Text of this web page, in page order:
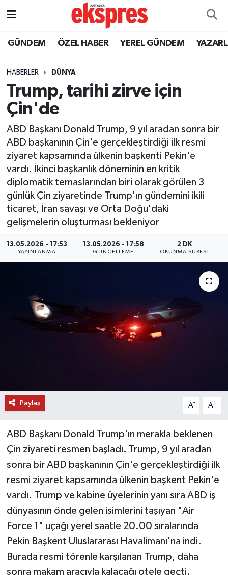
GÜNDEM ÖZEL HABER YEREL GÜNDEM
HABERLER DÜNYA
Trump, tarihi zirve için
Çin'de
ABD Başkanı Donald Trump, 9 yıl aradan sonra bir
ABD başkanının Çin'e gerçekleştirdiği ilk resmi
ziyaret kapsamında ülkenin başkenti Pekin'e
vardı. İkinci başkanlık döneminin en kritik
diplomatik temaslarından biri olarak görülen 3
günlük Çin ziyaretinde Trump'ın gündemini ikili
ticaret, İran savaşı ve Orta Doğu'daki
gelişmelerin oluşturması bekleniyor
13.05.2026 - 17:53
YAYINLANMA
13.05.2026 - 17:58
GÜNCELLEME
2 DK
OKUNMA SÜRESI
Paylaş A- A+
ABD Başkanı Donald Trump'ın merakla beklenen
Çin ziyareti resmen başladı. Trump, 9 yıl aradan
sonra bir ABD başkanının Çin'e gerçekleştirdiği ilk
resmi ziyaret kapsamında ülkenin başkent Pekin'e
vardı. Trump ve kabine üyelerinin yanı sıra ABD iş
dünyasının önde gelen isimlerini taşıyan "Air
Force 1" uçağı yerel saatle 20.00 sıralarında
Pekin Başkent Uluslararası Havalimanı'na indi.
Burada resmi törenle karşılanan Trump, daha
sonra makam aracıyla kalacağı otele geçti.
ÖZEL HABER
YEREL GÜNDEM
EKONOMİ
KÜLTÜR - SANAT
SPOR
SİYASET
SAĞLIK
DÜNYA
TURİZM
RÖPORTAJ
RESMİ İLAN
MAGAZİN
Nöbetçi Eczaneler
Trafik Durumu
Süper Lig Puan Durumu ve Fikstür
Tüm Manşetler
Son Dakika Haberleri
Haber Arşivi